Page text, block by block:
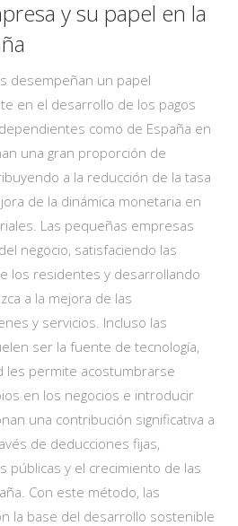
y su papel en la
desempeñan un papel
en el desarrollo de los pagos
como de España en
una gran proporción de
a la reducción de la tasa
de la dinámica monetaria en
Las pequeñas empresas
negocio, satisfaciendo las
los residentes y desarrollando
a la mejora de las
y servicios. Incluso las
ser la fuente de tecnología,
les permite acostumbrarse
en los negocios e introducir
una contribución significativa a
de deducciones fijas,
públicas y el crecimiento de las
Con este método, las
la base del desarrollo sostenible